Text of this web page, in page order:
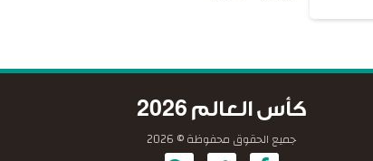
كأس العالم 2026
جميع الحقوق محفوظة © 2026